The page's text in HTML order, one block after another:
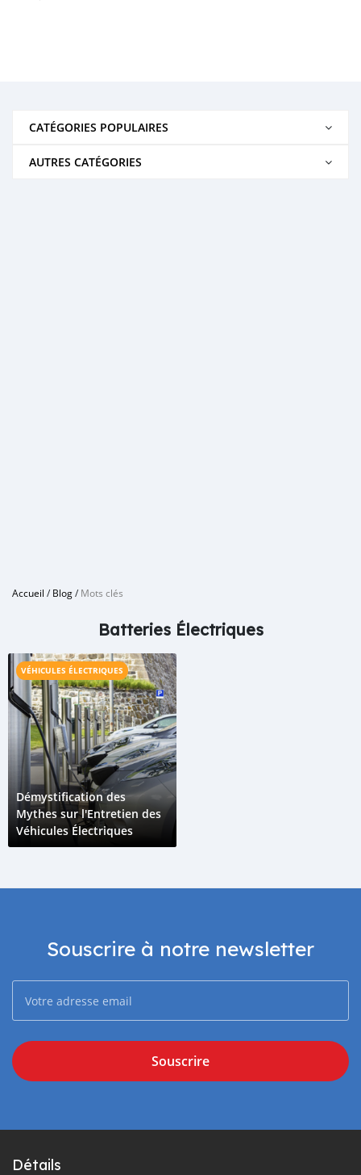
CATÉGORIES POPULAIRES
AUTRES CATÉGORIES
Accueil /Blog/Mots clés
Batteries Électriques
VÉHICULES ÉLECTRIQUES
Démystification des
Mythes sur l'Entretien des
Véhicules Électriques
Souscrire à notre newsletter
Souscrire
Détails